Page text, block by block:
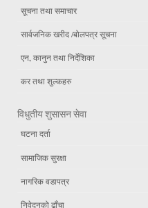
सूचना तथा समाचार
सार्वजनिक खरीद /बोलपत्र सूचना
एन, कानुन तथा निर्देशिका
कर तथा शुल्कहरु
विधुतीय शुसासन सेवा
घटना दर्ता
सामाजिक सुरक्षा
नागरिक वडापत्र
निवेदनको ढाँचा